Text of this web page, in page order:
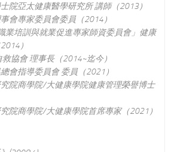
院亞太健康醫學研究所 講師（2013）
會專家委員會委員（2014）
業培訓與就業促進專家師資委員會」健康
）
協會 理事長（2014~迄今）
會指導委員會 委員（2021）
院商學院/大健康學院健康管理榮譽博士
院商學院/大健康學院首席專家（2021）